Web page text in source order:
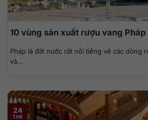
10 vùng sản xuất rượu vang
Pháp là đất nước rất nổi tiếng về các dòng
và...
24
Th8